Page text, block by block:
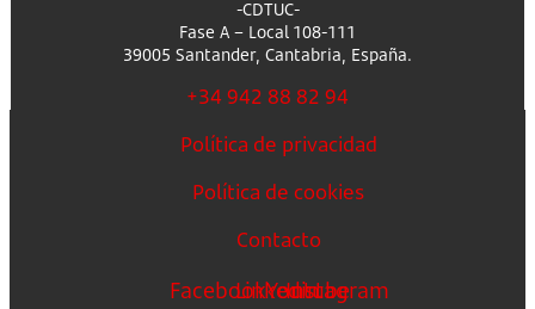
-CDTUC-
Fase A – Local 108-111
39005 Santander, Cantabria, España.
+34 942 88 82 94
Política de privacidad
Política de cookies
Contacto
FacebookLinkedin
Youtube
Instagram